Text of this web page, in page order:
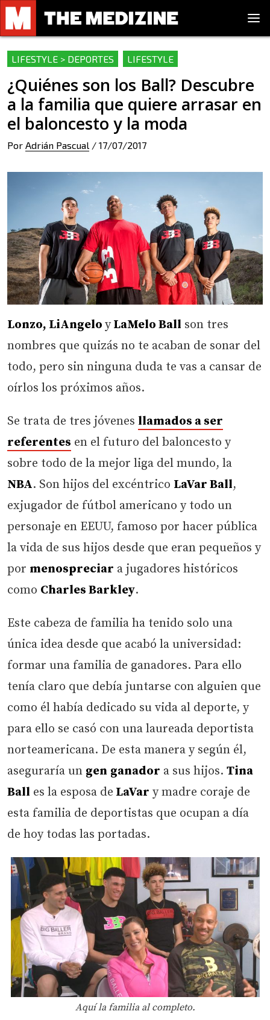
LIFESTYLE > DEPORTES LIFESTYLE
¿Quiénes son los Ball? Descubre
a la familia que quiere arrasar en
el baloncesto y la moda
Por Adrián Pascual / 17/07/2017
Lonzo, LiAngelo yLaMelo Ball son tres
nombres que quizás no te acaban de sonar del
todo, pero sin ninguna duda te vas a cansar de
oírlos los próximos años.
Se trata de tres jóvenes llamados a ser
referentes en el futuro del baloncesto y
sobre todo de la mejor liga del mundo, la
NBA. Son hijos del excéntrico LaVar Ball,
exjugador de fútbol americano y todo un
personaje en EEUU, famoso por hacer pública
la vida de sus hijos desde que eran pequeños y
por menospreciar a jugadores históricos
como Charles Barkley.
Este cabeza de familia ha tenido solo una
única idea desde que acabó la universidad:
formar una familia de ganadores. Para ello
tenía claro que debía juntarse con alguien que
como él había dedicado su vida al deporte, y
para ello se casó con una laureada deportista
norteamericana. De esta manera y según él,
aseguraría un gen ganador a sus hijos. Tina
Ball es la esposa de LaVar y madre coraje de
esta familia de deportistas que ocupan a día
de hoy todas las portadas.
Aquí la familia al completo.